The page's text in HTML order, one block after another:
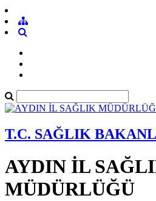
T.C. SAĞLIK
AYDIN İL
MÜDÜRLÜĞÜ